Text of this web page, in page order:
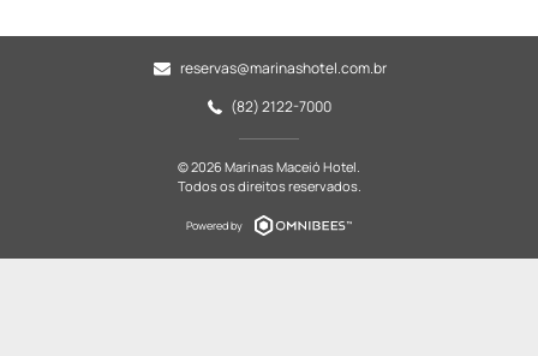
reservas@marinashotel.com.br
(82) 2122-7000
© 2026 Marinas Maceió Hotel.
Todos os direitos reservados.
Powered by